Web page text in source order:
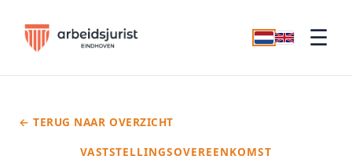
☰
← TERUG NAAR OVERZICHT
VASTSTELLINGSOVEREENKOMST